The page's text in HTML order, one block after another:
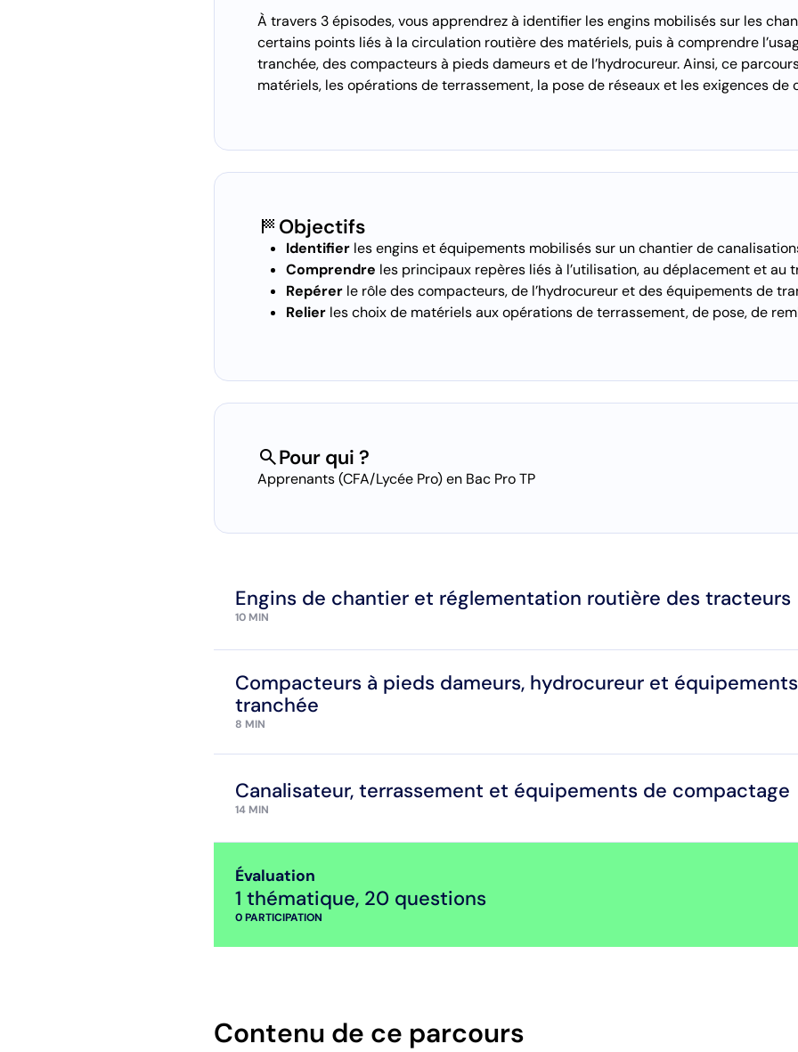
À travers 3 épisodes, vous apprendrez à identifier les engins mobilisés sur les
certains points liés à la circulation routière des matériels, puis à comprendre
tranchée, des compacteurs à pieds dameurs et de l’hydrocureur. Ainsi, ce
matériels, les opérations de terrassement, la pose de réseaux et les exigences de
sports_score Objectifs
Identifier les engins et équipements mobilisés sur un chantier de
Comprendre les principaux repères liés à l’utilisation, au déplacement et au
Repérer le rôle des compacteurs, de l’hydrocureur et des équipements de
Relier les choix de matériels aux opérations de terrassement, de pose, de
searchPour qui ?
Apprenants (CFA/Lycée Pro) en Bac Pro TP
Engins de chantier et réglementation routière des tracteurs
10 MIN
Compacteurs à pieds dameurs, hydrocureur et
tranchée
8 MIN
Canalisateur, terrassement et équipements de compactage
14 MIN
Évaluation
1 thématique, 20 questions
0PARTICIPATION
Contenu de ce parcours